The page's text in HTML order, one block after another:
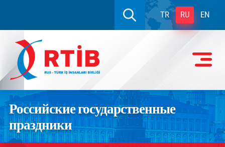
TR RU EN
Российские государственные
праздники